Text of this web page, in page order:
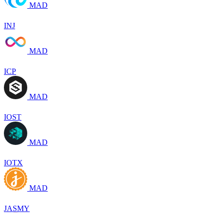
MAD
INJ
MAD
ICP
MAD
IOST
MAD
IOTX
MAD
JASMY